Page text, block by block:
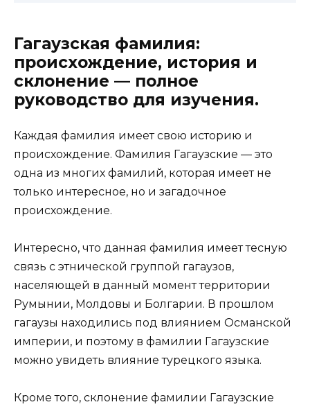
Гагаузская фамилия:
происхождение, история и
склонение — полное
руководство для изучения.
Каждая фамилия имеет свою историю и
происхождение. Фамилия Гагаузские — это
одна из многих фамилий, которая имеет не
только интересное, но и загадочное
происхождение.
Интересно, что данная фамилия имеет тесную
связь с этнической группой гагаузов,
населяющей в данный момент территории
Румынии, Молдовы и Болгарии. В прошлом
гагаузы находились под влиянием Османской
империи, и поэтому в фамилии Гагаузские
можно увидеть влияние турецкого языка.
Кроме того, склонение фамилии Гагаузские